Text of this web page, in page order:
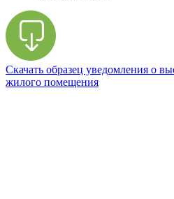
Скачать образец уведомления о
жилого помещения